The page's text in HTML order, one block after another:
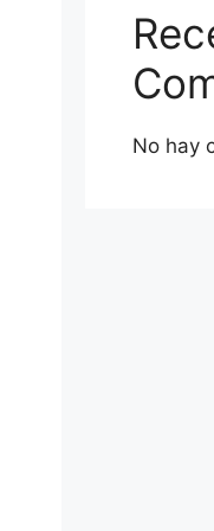
No hay